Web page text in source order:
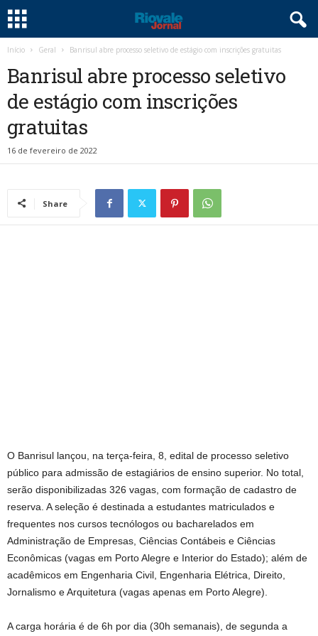
Início Geral Banrisul abre processo seletivo de estágio com inscrições gratuitas
Banrisul abre processo seletivo
de estágio com inscrições
gratuitas
16 de fevereiro de 2022
Share
O Banrisul lançou, na terça-feira, 8, edital de processo seletivo
público para admissão de estagiários de ensino superior. No total,
serão disponibilizadas 326 vagas, com formação de cadastro de
reserva. A seleção é destinada a estudantes matriculados e
frequentes nos cursos tecnólogos ou bacharelados em
Administração de Empresas, Ciências Contábeis e Ciências
Econômicas (vagas em Porto Alegre e Interior do Estado); além de
acadêmicos em Engenharia Civil, Engenharia Elétrica, Direito,
Jornalismo e Arquitetura (vagas apenas em Porto Alegre).
A carga horária é de 6h por dia (30h semanais), de segunda a